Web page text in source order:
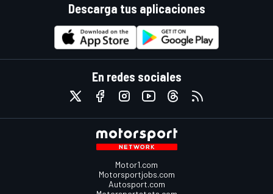
Descarga tus aplicaciones
En redes sociales
Motor1.com
Motorsportjobs.com
Autosport.com